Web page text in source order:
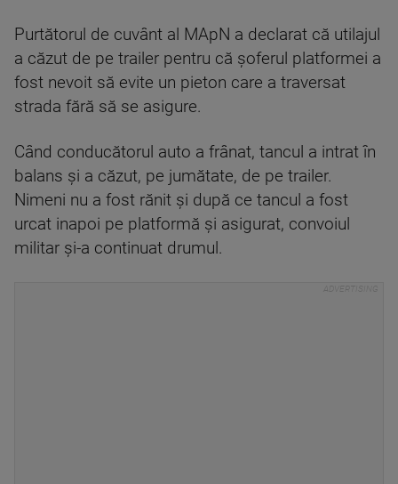
Purtătorul de cuvânt al MApN a declarat că utilajul
a căzut de pe trailer pentru că șoferul platformei a
fost nevoit să evite un pieton care a traversat
strada fără să se asigure.
Când conducătorul auto a frânat, tancul a intrat în
balans și a căzut, pe jumătate, de pe trailer.
Nimeni nu a fost rănit și după ce tancul a fost
urcat inapoi pe platformă și asigurat, convoiul
militar și-a continuat drumul.